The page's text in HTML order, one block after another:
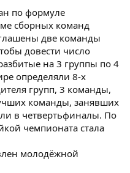
по формуле
сборных команд
две команды
довести число
на 3 группы по 4
определяли 8-х
групп, 3 команды,
команды, занявших
в четвертьфиналы. По
чемпионата стала
молодёжной